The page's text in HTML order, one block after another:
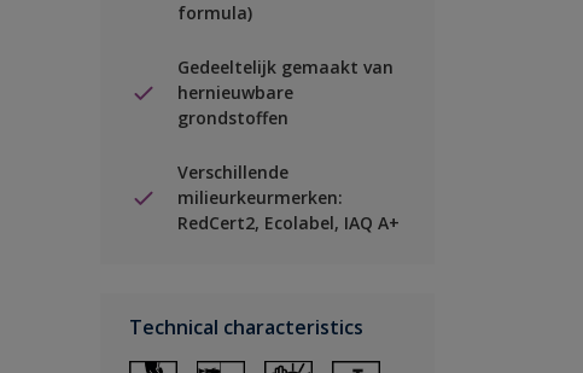
formula)
Gedeeltelijk gemaakt van
hernieuwbare
grondstoffen
Verschillende
milieurkeurmerken:
RedCert2, Ecolabel, IAQ A+
Technical characteristics